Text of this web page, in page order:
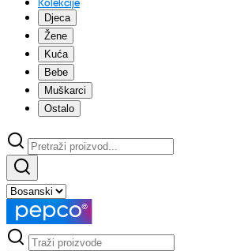
Djeca
Žene
Kuća
Bebe
Muškarci
Ostalo